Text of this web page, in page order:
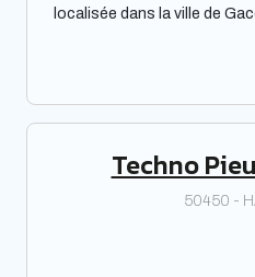
localisée dans la ville de
ou sa réputation sur le
enregistrée qui a une
mentionnée.
Techno
50450 -